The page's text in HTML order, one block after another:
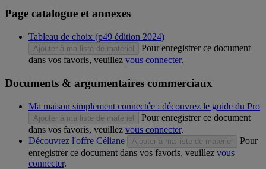
Page catalogue et annexes
Tableau de choix (p49 édition 2024)
Ajouter à ma liste de matériel
Pour enregistrer ce document
dans vos favoris, veuillez vous connecter.
Documents & argumentaires commerciaux
Ma maison simplement connectée : découvrez le guide du Pro
Ajouter à ma liste de matériel
Pour enregistrer ce document
dans vos favoris, veuillez vous connecter.
Découvrez l'offre Céliane
Ajouter à ma liste de matériel
Pour
enregistrer ce document dans vos favoris, veuillez vous
connecter.